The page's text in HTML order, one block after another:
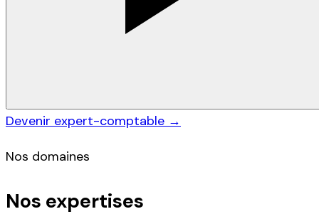
Devenir expert-comptable →
Nos domaines
Nos expertises